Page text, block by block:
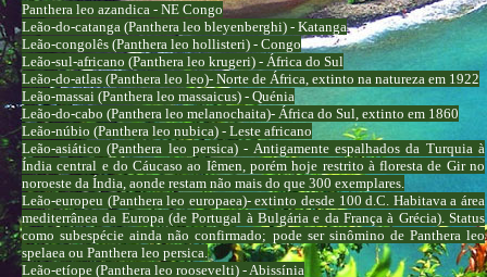
Panthera leo azandica - NE Congo
Leão-do-catanga (Panthera leo bleyenberghi) - Katanga
Leão-congolês (Panthera leo hollisteri) - Congo
Leão-sul-africano (Panthera leo krugeri) - África do Sul
Leão-do-atlas (Panthera leo leo)- Norte de África, extinto na natureza em 1922
Leão-massai (Panthera leo massaicus) - Quénia
Leão-do-cabo (Panthera leo melanochaita)- África do Sul, extinto em 1860
Leão-núbio (Panthera leo nubica) - Leste africano
Leão-asiático (Panthera leo persica) - Antigamente espalhados da Turquia à
Índia central e do Cáucaso ao Iêmen, porém hoje restrito à floresta de Gir no
noroeste da Índia, aonde restam não mais do que 300 exemplares.
Leão-europeu (Panthera leo europaea)- extinto desde 100 d.C. Habitava a área
mediterrânea da Europa (de Portugal à Bulgária e da França à Grécia). Status
como subespécie ainda não confirmado; pode ser sinômino de Panthera leo
spelaea ou Panthera leo persica.
Leão-etíope (Panthera leo roosevelti) - Abissínia